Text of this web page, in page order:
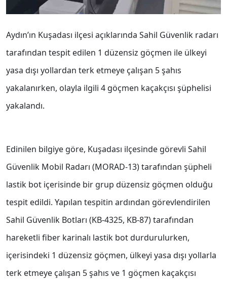
Aydın’ın Kuşadası ilçesi açıklarında Sahil Güvenlik radarı
tarafından tespit edilen 1 düzensiz göçmen ile ülkeyi
yasa dışı yollardan terk etmeye çalışan 5 şahıs
yakalanırken, olayla ilgili 4 göçmen kaçakçısı şüphelisi
yakalandı.
Edinilen bilgiye göre, Kuşadası ilçesinde görevli Sahil
Güvenlik Mobil Radarı (MORAD-13) tarafından şüpheli
lastik bot içerisinde bir grup düzensiz göçmen olduğu
tespit edildi. Yapılan tespitin ardından görevlendirilen
Sahil Güvenlik Botları (KB-4325, KB-87) tarafından
hareketli fiber karinalı lastik bot durdurulurken,
içerisindeki 1 düzensiz göçmen, ülkeyi yasa dışı yollarla
terk etmeye çalışan 5 şahıs ve 1 göçmen kaçakçısı